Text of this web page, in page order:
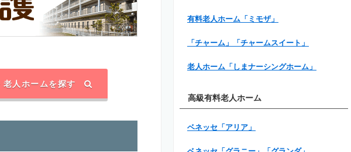
老人ホームを探す
有料老人ホーム「ミモザ」
「チャーム」「チャームスイート」
老人ホーム「しまナーシングホーム」
高級有料老人ホーム
ベネッセ「アリア」